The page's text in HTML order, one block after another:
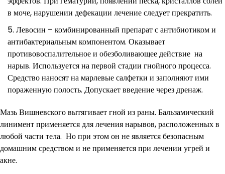
в моче, нарушении дефекации лечение следует прекратить.
Левосин – комбинированный препарат с антибиотиком и
антибактериальным компонентом. Оказывает
противовоспалительное и обезболивающее действие на
нарыв. Используется на первой стадии гнойного процесса.
Средство наносят на марлевые салфетки и заполняют ими
пораженную полость. Допускает введение через дренаж.
Мазь Вишневского вытягивает гной из раны. Бальзамический
линимент применяется для лечения нарывов, расположенных в
любой части тела. Но при этом он не является безопасным
домашним средством и не применяется при лечении угрей и
акне.